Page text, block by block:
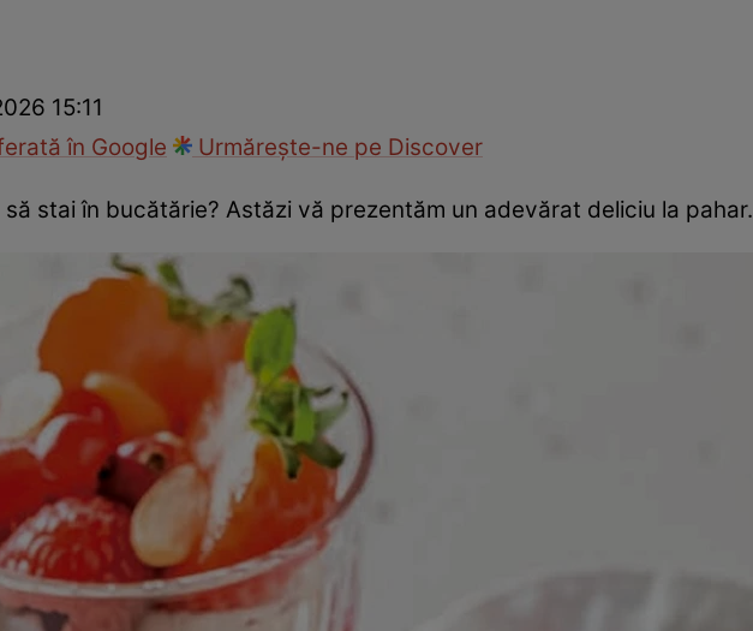
15:11
în Google
Urmărește-ne pe Discover
stai în bucătărie? Astăzi vă prezentăm un adevărat deliciu la pahar.